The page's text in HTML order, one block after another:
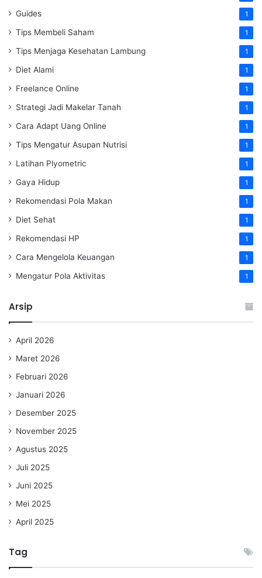
Guides 1
Tips Membeli Saham 1
Tips Menjaga Kesehatan Lambung 1
Diet Alami 1
Freelance Online 1
Strategi Jadi Makelar Tanah 1
Cara Adapt Uang Online 1
Tips Mengatur Asupan Nutrisi 1
Latihan Plyometric 1
Gaya Hidup 1
Rekomendasi Pola Makan 1
Diet Sehat 1
Rekomendasi HP 1
Cara Mengelola Keuangan 1
Mengatur Pola Aktivitas 1
Arsip
April 2026
Maret 2026
Februari 2026
Januari 2026
Desember 2025
November 2025
Agustus 2025
Juli 2025
Juni 2025
Mei 2025
April 2025
Tag